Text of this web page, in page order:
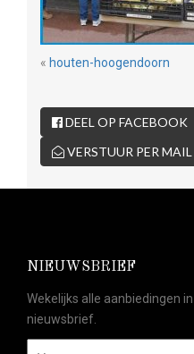
« houten-hoogendoorn
DEEL OP FACEBOOK
VERSTUUR PER MAIL
NIEUWSBRIEF
Wekelijks alle aanbiedingen
nieuwsbrief.